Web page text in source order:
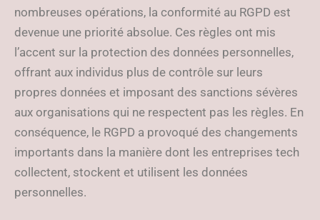
nombreuses opérations, la conformité au RGPD est
devenue une priorité absolue. Ces règles ont mis
l’accent sur la protection des données personnelles,
offrant aux individus plus de contrôle sur leurs
propres données et imposant des sanctions sévères
aux organisations qui ne respectent pas les règles. En
conséquence, le RGPD a provoqué des changements
importants dans la manière dont les entreprises tech
collectent, stockent et utilisent les données
personnelles.